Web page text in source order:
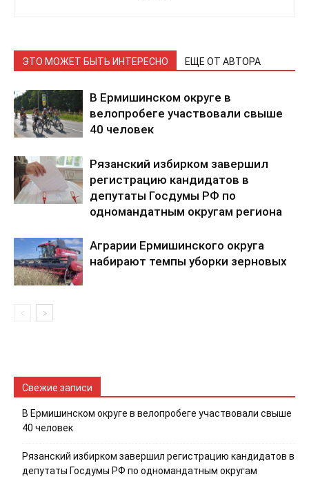
ЭТО МОЖЕТ БЫТЬ ИНТЕРЕСНО ЕЩЕ ОТ АВТОРА
В Ермишинском округе в
велопробеге участвовали свыше
40 человек
Рязанский избирком завершил
регистрацию кандидатов в
депутаты Госдумы РФ по
одномандатным округам региона
Аграрии Ермишинского округа
набирают темпы уборки зерновых
Свежие записи
В Ермишинском округе в велопробеге участвовали свыше
40 человек
Рязанский избирком завершил регистрацию кандидатов в
депутаты Госдумы РФ по одномандатным округам